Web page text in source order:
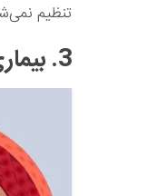
تنظیم
3. بیماری‌های مکرر